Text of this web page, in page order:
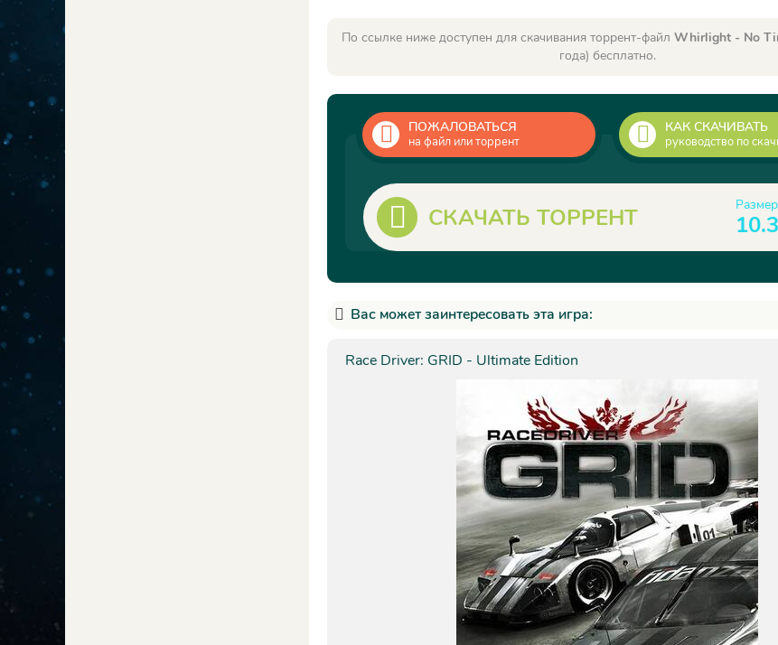
По ссылке ниже доступен для скачивания торрент-файл Whirlight - No
года) бесплатно.
ПОЖАЛОВАТЬСЯ
на файл или торрент
КАК СКАЧИВАТЬ
руководство по
СКАЧАТЬ ТОРРЕНТ
Вас может заинтересовать эта игра:
Race Driver: GRID - Ultimate Edition